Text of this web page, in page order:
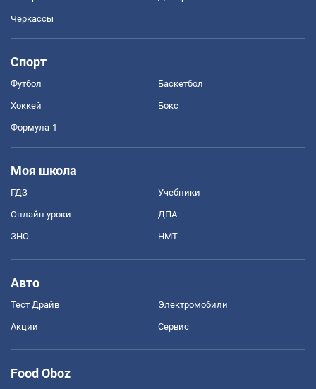
Черкассы
Спорт
Футбол Баскетбол
Хоккей Бокс
Формула-1
Моя школа
ГДЗ Учебники
Онлайн уроки ДПА
ЗНО НМТ
Авто
Тест Драйв Электромобили
Акции Сервис
Food Oboz